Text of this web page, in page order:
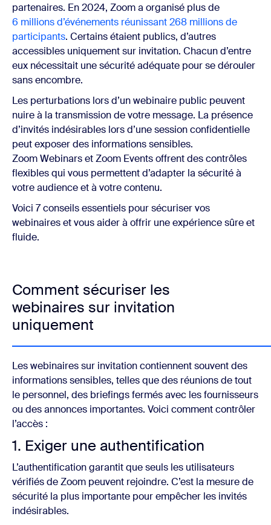
partenaires. En 2024, Zoom a organisé plus de
6 millions d’événements réunissant 268 millions de
participants. Certains étaient publics, d’autres
accessibles uniquement sur invitation. Chacun d’entre
eux nécessitait une sécurité adéquate pour se dérouler
sans encombre.
Les perturbations lors d’un webinaire public peuvent
nuire à la transmission de votre message. La présence
d’invités indésirables lors d’une session confidentielle
peut exposer des informations sensibles.
Zoom Webinars et Zoom Events offrent des contrôles
flexibles qui vous permettent d’adapter la sécurité à
votre audience et à votre contenu.
Voici 7 conseils essentiels pour sécuriser vos
webinaires et vous aider à offrir une expérience sûre et
fluide.
Comment sécuriser les
webinaires sur invitation
uniquement
Les webinaires sur invitation contiennent souvent des
informations sensibles, telles que des réunions de tout
le personnel, des briefings fermés avec les fournisseurs
ou des annonces importantes. Voici comment contrôler
l’accès :
1. Exiger une authentification
L’authentification garantit que seuls les utilisateurs
vérifiés de Zoom peuvent rejoindre. C’est la mesure de
sécurité la plus importante pour empêcher les invités
indésirables.